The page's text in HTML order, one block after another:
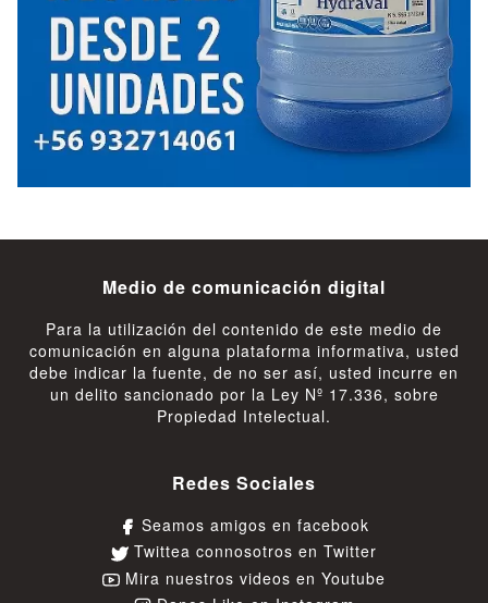
Medio de comunicación digital
Para la utilización del contenido de este medio de
comunicación en alguna plataforma informativa, usted
debe indicar la fuente, de no ser así, usted incurre en
un delito sancionado por la Ley Nº 17.336, sobre
Propiedad Intelectual.
Redes Sociales
Seamos amigos en facebook
Twittea connosotros en Twitter
Mira nuestros videos en Youtube